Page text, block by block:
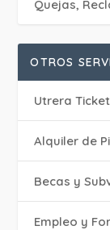
Quejas,
OTROS
Utrera Ticket
Alquiler de
Becas y
Empleo y